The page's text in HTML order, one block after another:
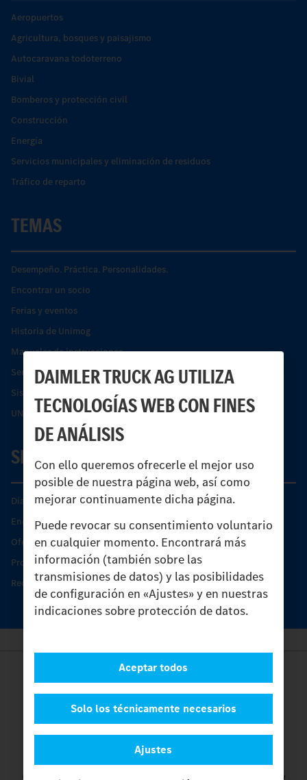
DAIMLER TRUCK AG UTILIZA
TECNOLOGÍAS WEB CON FINES
DE ANÁLISIS
Con ello queremos ofrecerle el mejor uso
posible de nuestra página web, así como
mejorar continuamente dicha página.
Puede revocar su consentimiento voluntario
en cualquier momento. Encontrará más
información (también sobre las
transmisiones de datos) y las posibilidades
de configuración en «Ajustes» y en nuestras
indicaciones sobre protección de datos.
Ajustes
Solo los técnicamente necesarios
Aceptar todos
Aeropuertos
Agricultura, bosques y paisajismo
Autocaravana todoterreno
Bivial
Bomberos y protección civil
Construcción
Energía
Servicios municipales y eliminación de residuos
Tráfico de reparto
TEMAS
Desempeño. Práctica. Personalidades.
Encontrar un socio
Ferias y eventos
Historia de Unimog
Manuales de instrucciones
Servicios financieros
Sistemas de asistencia de seguridad Econic
UNI-TOUCH®
SERVICIO
Días de Servicio del Unimog
Encontrar un socio
Oferta de servicio del Unimog
Productos de piezas y servicio
Recambios originales
Provider
Contacto
Protección de datos
Ajustes
© 2026 Daimler Truck AG. Reservados todos los derechos.
y